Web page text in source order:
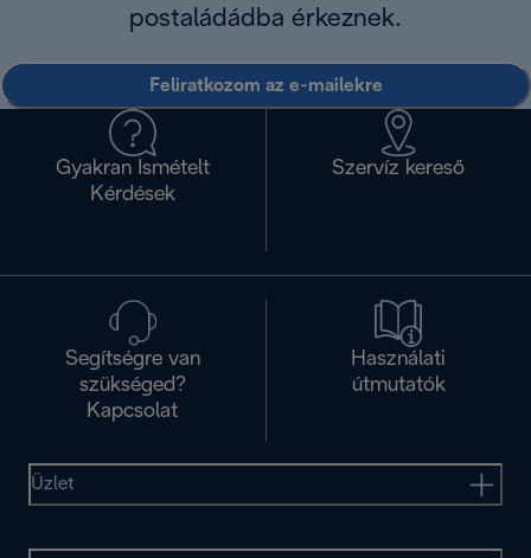
postaládádba érkeznek.
Feliratkozom az e-mailekre
Gyakran Ismételt
Kérdések
Szervíz kereső
Segítségre van
szükséged?
Kapcsolat
Használati
útmutatók
Üzlet